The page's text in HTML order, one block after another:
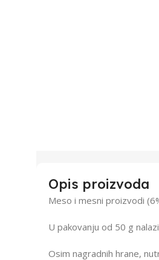
Opis proizvoda
Meso i mesni proizvodi
U pakovanju od 50 g
Osim nagradnih hrane,